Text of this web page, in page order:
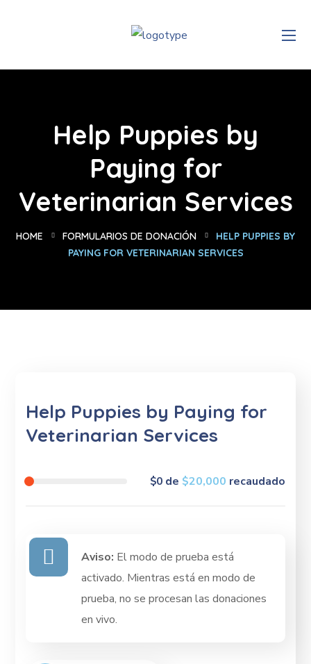
Help Puppies by
Paying for
Veterinarian Services
HOME FORMULARIOS DE DONACIÓN
HELP PUPPIES BY
PAYING FOR VETERINARIAN SERVICES
Help Puppies by Paying for
Veterinarian Services
$0de $20,000 recaudado
Aviso: El modo de prueba está
activado. Mientras está en modo de
prueba, no se procesan las donaciones
en vivo.